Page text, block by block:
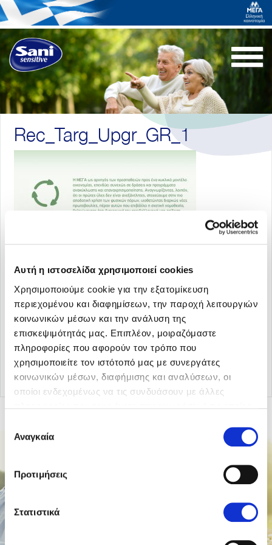
Αυτή η ιστοσελίδα χρησιμοποιεί cookies
Χρησιμοποιούμε cookie για την εξατομίκευση
περιεχομένου και διαφημίσεων, την παροχή λειτουργιών
κοινωνικών μέσων και την ανάλυση της
επισκεψιμότητάς μας. Επιπλέον, μοιραζόμαστε
πληροφορίες που αφορούν τον τρόπο που
χρησιμοποιείτε τον ιστότοπό μας με συνεργάτες
κοινωνικών μέσων, διαφήμισης και αναλύσεων, οι
οποίοι ενδεχομένως να τις συνδυάσουν με άλλες
των υπηρεσιών τους.
συγκατάθεσης
Αναγκαία
Προτιμήσεις
Στατιστικά
Rec_Targ_Upgr_GR_1
Επιστροφή στα άρθρα